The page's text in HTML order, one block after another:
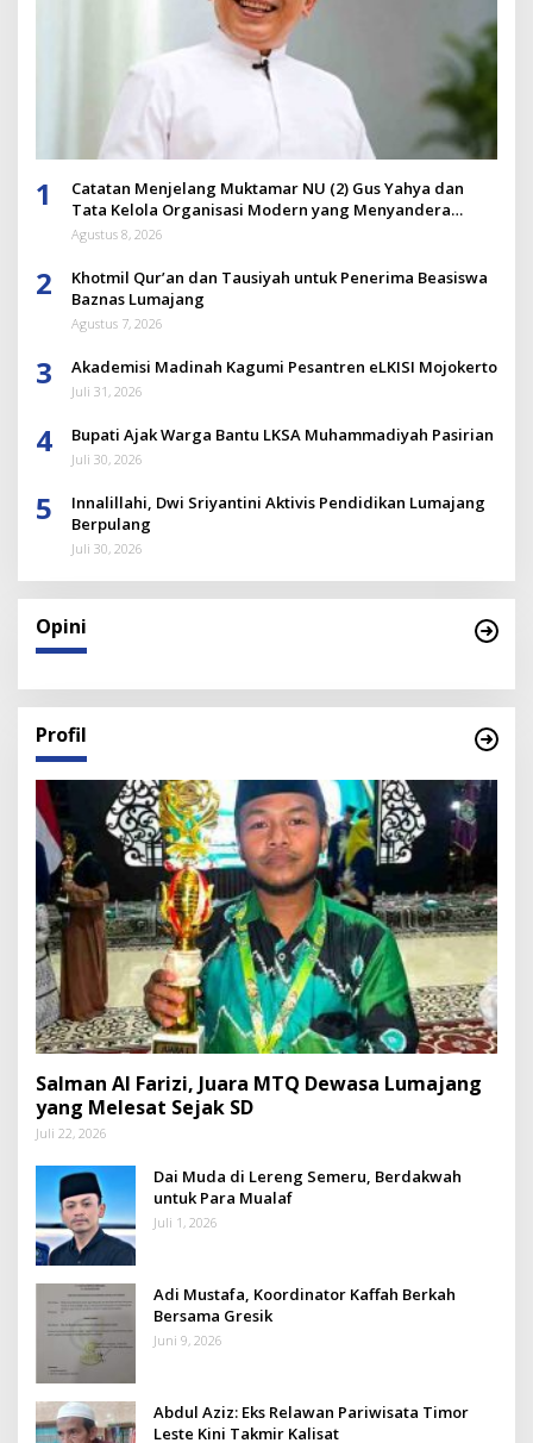
1
Catatan Menjelang Muktamar NU (2) Gus Yahya dan
Tata Kelola Organisasi Modern yang Menyandera
Dirinya
Agustus 8, 2026
2
Khotmil Qur’an dan Tausiyah untuk Penerima Beasiswa
Baznas Lumajang
Agustus 7, 2026
3 Akademisi Madinah Kagumi Pesantren eLKISI Mojokerto
Juli 31, 2026
4 Bupati Ajak Warga Bantu LKSA Muhammadiyah Pasirian
Juli 30, 2026
5
Innalillahi, Dwi Sriyantini Aktivis Pendidikan Lumajang
Berpulang
Juli 30, 2026
Opini
Profil
Salman Al Farizi, Juara MTQ Dewasa Lumajang
yang Melesat Sejak SD
Juli 22, 2026
Dai Muda di Lereng Semeru, Berdakwah
untuk Para Mualaf
Juli 1, 2026
Adi Mustafa, Koordinator Kaffah Berkah
Bersama Gresik
Juni 9, 2026
Abdul Aziz: Eks Relawan Pariwisata Timor
Leste Kini Takmir Kalisat